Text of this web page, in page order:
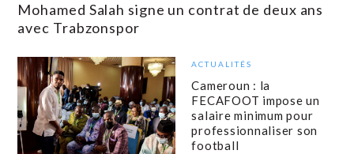
Mohamed Salah signe un contrat de deux ans
avec Trabzonspor
ACTUALITÉS
Cameroun : la
FECAFOOT impose un
salaire minimum pour
professionnaliser son
football